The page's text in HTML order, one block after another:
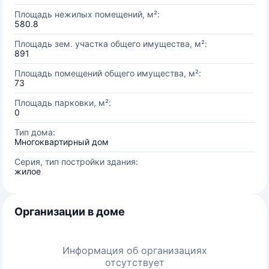
Площадь нежилых помещений, м²:
580.8
Площадь зем. участка общего имущества, м²:
891
Площадь помещений общего имущества, м²:
73
Площадь парковки, м²:
0
Тип дома:
Многоквартирный дом
Серия, тип постройки здания:
жилое
Организации в доме
Информация об организациях
отсутствует